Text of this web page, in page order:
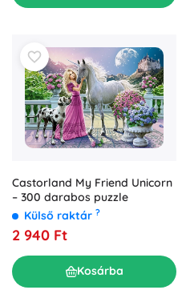
Castorland My Friend Unicorn
– 300 darabos puzzle
Külső raktár ?
2 940 Ft
Kosárba